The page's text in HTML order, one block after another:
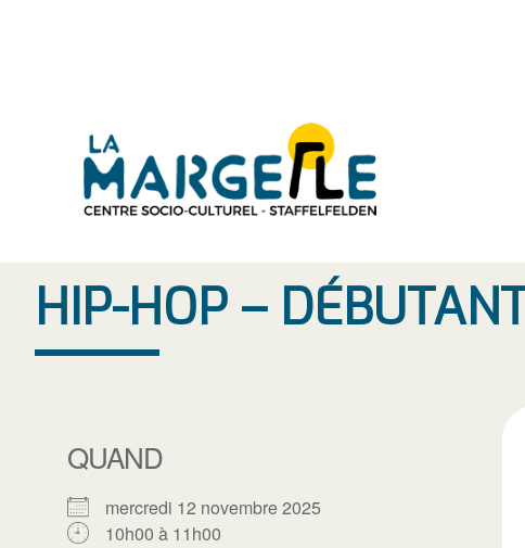
HIP-HOP –
QUAND
mercredi 12 novembre 2025
10h00 à 11h00